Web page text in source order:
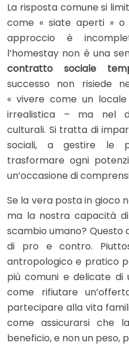
La risposta comune si
come « siate aperti » o
approccio è
l’homestay non è una
contratto sociale
successo non risiede
« vivere come un locale
irrealistica – ma nel
culturali. Si tratta di
sociali, a gestire le
trasformare ogni
un’occasione di
Se la vera posta in gioco
ma la nostra capacità
scambio umano? Questo
di pro e contro.
antropologico e pratico
più comuni e delicate di
come rifiutare
partecipare alla vita
come assicurarsi che
beneficio, e non un peso,